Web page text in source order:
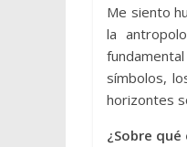
Me siento
la
símbolos,
horizontes
¿Sobre